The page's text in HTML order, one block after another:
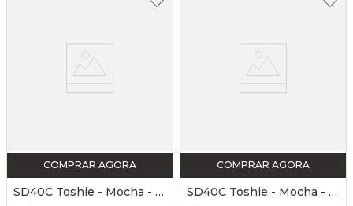
COMPRAR AGORA
SD40C Toshie - Mocha - E - FS - Sapatilha de Ponta LONA STRETCH
COMPRAR AGORA
SD40C Toshie - Mocha - B - FX - Sapatilha de Ponta LONA STRETCH